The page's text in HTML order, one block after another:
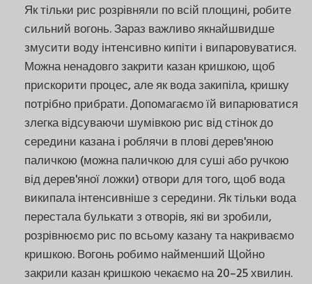
Як тільки рис розрівняли по всій площині, робите
сильний вогонь. Зараз важливо якнайшвидше
змусити воду інтенсивно кипіти і випаровуватися.
Можна ненадовго закрити казан кришкою, щоб
прискорити процес, але як вода закипіла, кришку
потрібно прибрати. Допомагаємо їй випарюватися
злегка відсуваючи шумівкою рис від стінок до
середини казана і роблячи в плові дерев'яною
паличкою (можна паличкою для суші або ручкою
від дерев'яної ложки) отвори для того, щоб вода
википала інтенсивніше з середини. Як тільки вода
перестала булькати з отворів, які ви зробили,
розрівнюємо рис по всьому казану та накриваємо
кришкою. Вогонь робимо найменший Щойно
закрили казан кришкою чекаємо на 20–25 хвилин.